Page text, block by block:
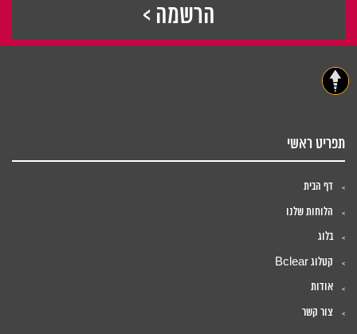
תפריט ראשי
דף הבית
הלוחות שלנו
בלוג
קטלוג Bclear
אודות
צור קשר